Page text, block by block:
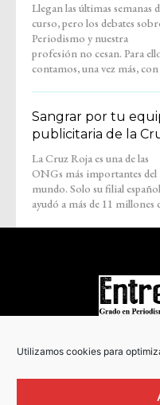
Utilizamos cookies para
Llegan las últimas semanas
curso, pero los debates
Periodismo y nuestra
profesión no cesan. Para
contamos, una vez más, con
nuestro propio podcast
#Entremedios. Laura
Adriana Pérez, Gisela de Mur
Sangrar por tu
publicitaria de la
La Cruz Roja es una de las
ONGs más importantes del
mundo. Solo su filial
ayudó a más de 11 millones
personas en el mundo, pero
en 2023 tuvo problemas para
cumplir sus objetivos